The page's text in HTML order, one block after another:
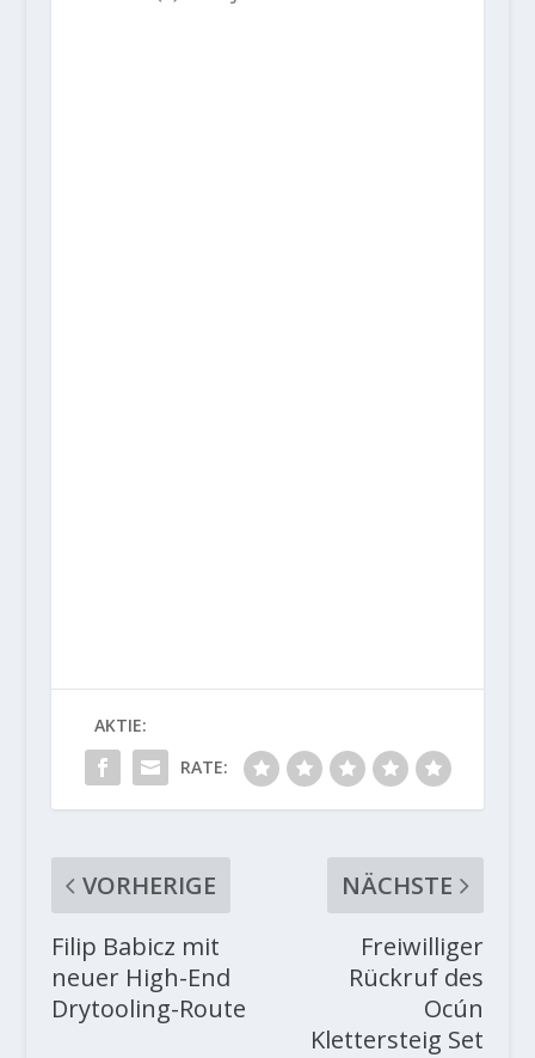
AKTIE:
RATE:
VORHERIGE
Filip Babicz mit
neuer High-End
Drytooling-Route
NÄCHSTE
Freiwilliger
Rückruf des
Ocún
Klettersteig Set